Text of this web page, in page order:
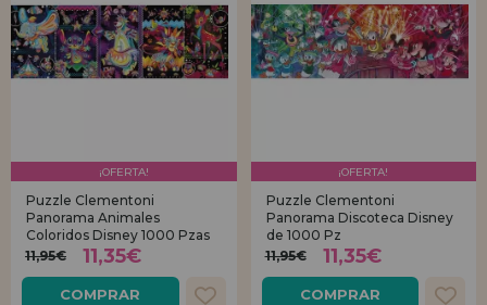
¡OFERTA!
Puzzle Clementoni
Panorama Animales
Coloridos Disney 1000 Pzas
11,95€
11,35€
COMPRAR
¡OFERTA!
Puzzle Clementoni
Panorama Discoteca Disney
de 1000 Pz
11,95€
11,35€
COMPRAR